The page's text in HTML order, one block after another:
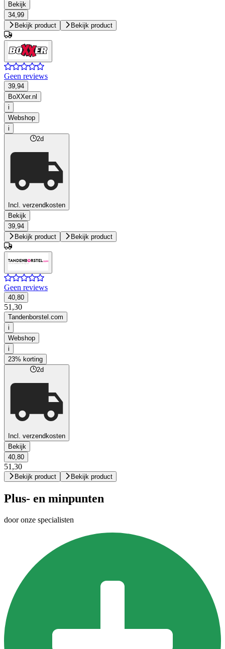
Bekijk
34,99
Bekijk product
Bekijk product
Geen reviews
39,94
BoXXer.nl
i
Webshop
i
2d
Incl. verzendkosten
Bekijk
39,94
Bekijk product
Bekijk product
Geen reviews
40,80
51,30
Tandenborstel.com
i
Webshop
i
23% korting
2d
Incl. verzendkosten
Bekijk
40,80
51,30
Bekijk product Bekijk product
Plus- en minpunten
door onze specialisten